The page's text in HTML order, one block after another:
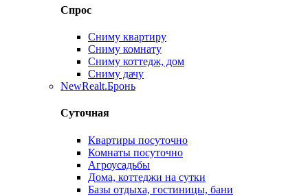
Спрос
Сниму квартиру
Сниму комнату
Сниму коттедж, дом
Сниму дачу
NewRealt.Бронь
Суточная
Квартиры посуточно
Комнаты посуточно
Агроусадьбы
Дома, коттеджи на сутки
Базы отдыха, гостиницы, бани